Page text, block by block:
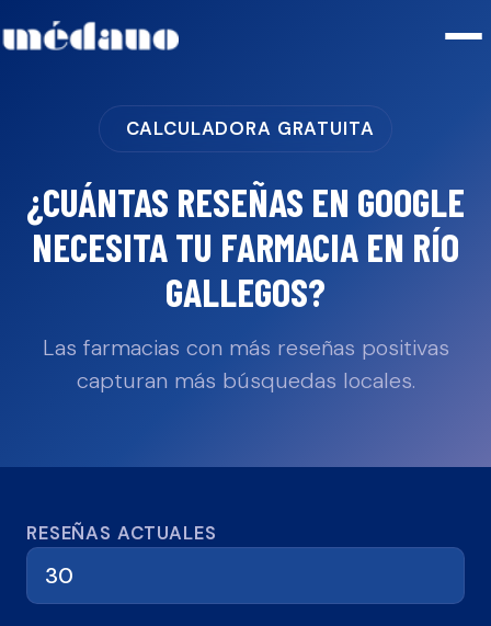
CALCULADORA GRATUITA
¿CUÁNTAS RESEÑAS EN GOOGLE
NECESITA TU FARMACIA EN RÍO
GALLEGOS?
Las farmacias con más reseñas positivas
capturan más búsquedas locales.
Calculadora de reseñas
RESEÑAS ACTUALES